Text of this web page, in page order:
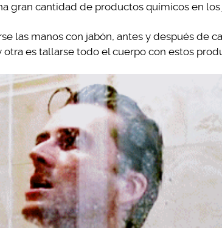
gran cantidad de productos químicos en
las manos con jabón, antes y después de
otra es tallarse todo el cuerpo con estos